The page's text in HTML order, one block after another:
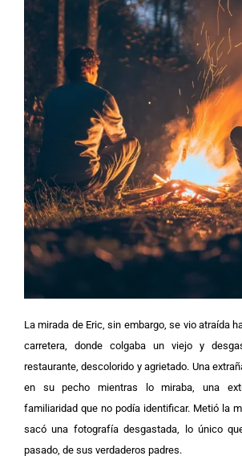
La mirada de Eric, sin embargo, se vio atraída
carretera, donde colgaba un viejo y
restaurante, descolorido y agrietado. Una
en su pecho mientras lo miraba, una
familiaridad que no podía identificar. Metió la
sacó una fotografía desgastada, lo único
pasado, de sus verdaderos padres.